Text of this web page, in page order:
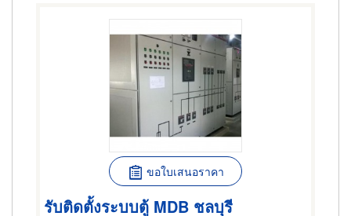
ขอใบเสนอราคา
รับติดตั้งระบบตู้ MDB ชลบุรี